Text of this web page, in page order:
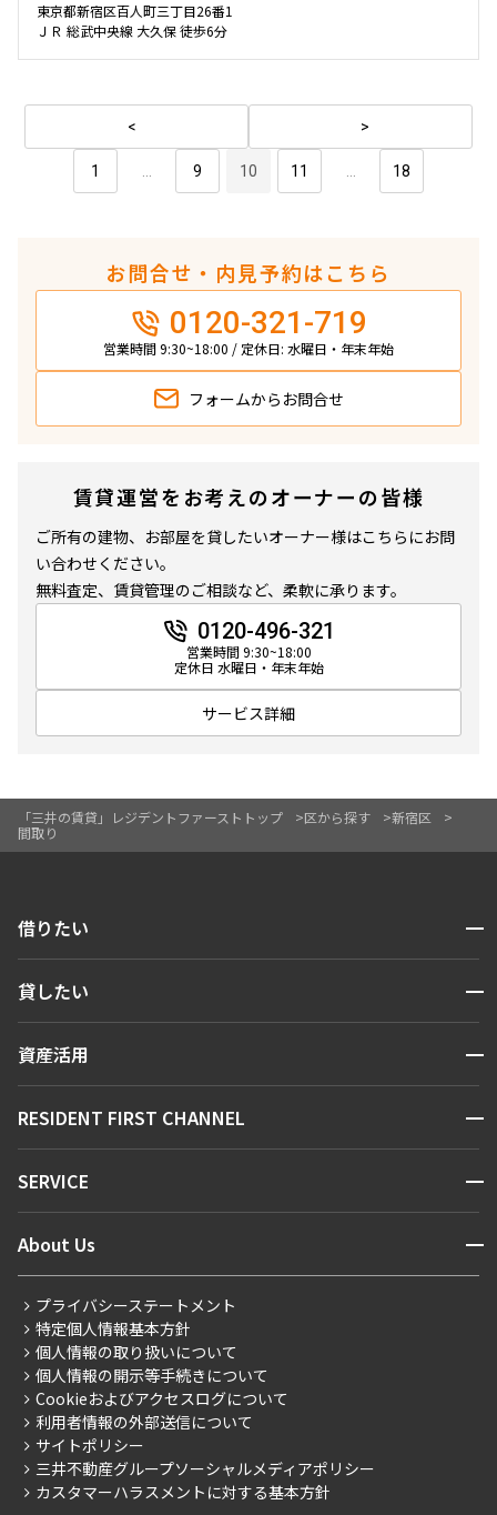
「三井の賃貸」レジデントファーストトップ 区から探す
新宿区
間取り
東京都新宿区百人町三丁目26番1
ＪＲ 総武中央線 大久保 徒歩6分
1 ... 9 10 11 ... 18
お問合せ・内見予約はこちら
0120-321-719
営業時間 9:30~18:00 / 定休日: 水曜日・年末年始
フォームから お問合せ
賃貸運営をお考えのオーナーの皆様
ご所有の建物、お部屋を貸したいオーナー様はこちらにお問
い合わせください。
無料査定、賃貸管理のご相談など、柔軟に承ります。
0120-496-321
営業時間 9:30~18:00
定休日 水曜日・年末年始
サービス詳細
借りたい 開閉
人気エリアから探す
新着情報から探す
新着募集情報
こだわりから探す
こだわり一覧
プレミアムマンション
新築
当社限定（港区・渋谷区）
当社限定（港区・渋谷区以外）
三井不動産企画
貸したい 開閉
お問い合わせ
資産活用 開閉
お問い合わせ
RESIDENT FIRST CHANNEL 開閉
マンションレポート
住まいのコラム
SERVICE 開閉
会員ページ
ご入居・提携サービス
お部屋探しからご契約まで
よくあるご質問
社宅紹介
【仲介会社様向け】当社仲介事業部取り扱い物件入居申込
About Us 開閉
会社情報
事業案内
採用情報
ニュースリリース
お問い合わせ
プライバシーステートメント
特定個人情報基本方針
個人情報の取り扱いについて
個人情報の開示等手続きについて
Cookieおよびアクセスログについて
利用者情報の外部送信について
サイトポリシー
三井不動産グループソーシャルメディアポリシー
カスタマーハラスメントに対する基本方針